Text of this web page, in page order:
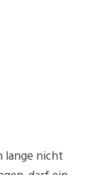
lange nicht